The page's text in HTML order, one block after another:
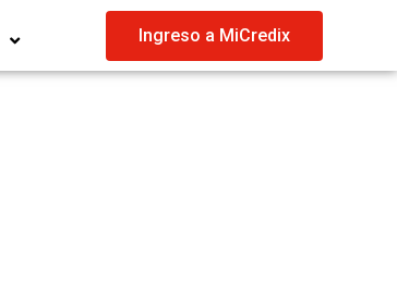
Ingreso a MiCredix